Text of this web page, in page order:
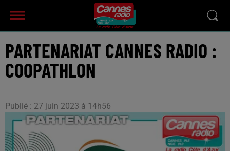
PARTENARIAT CANNES RADIO :
COOPATHLON
Publié : 27 juin 2023 à 14h56